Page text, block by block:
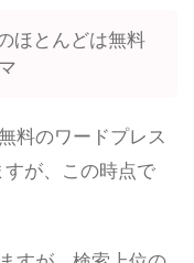
ほとんどは無料
料のワードプレス
が、この時点で